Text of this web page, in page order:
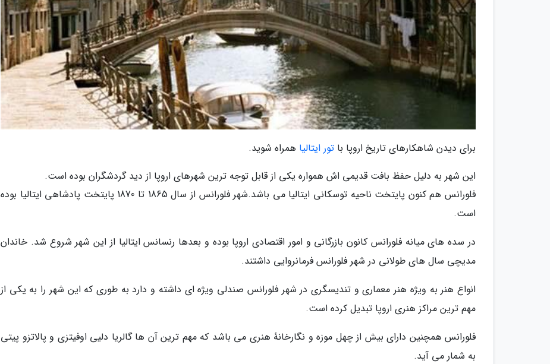
برای دیدن شاهکارهای تاریخ اروپا با تور ایتالیا همراه شوید.
این شهر به دلیل حفظ بافت قدیمی اش همواره یکی از قابل توجه ترین شهرهای اروپا از دید گردشگران بوده است.
فلورانس هم کنون پایتخت ناحیه توسکانی ایتالیا می باشد.شهر فلورانس از سال 1865 تا 1870 پایتخت پادشاهی ایتالیا بوده
است.
در سده های میانه فلورانس کانون بازرگانی و امور اقتصادی اروپا بوده و بعدها رنسانس ایتالیا از این شهر شروع شد. خاندان
مدیچی سال های طولانی در شهر فلورانس فرمانروایی داشتند.
انواع هنر به ویژه هنر معماری و تندیسگری در شهر فلورانس صندلی ویژه ای داشته و دارد به طوری که این شهر را به یکی از
مهم ترین مراکز هنری اروپا تبدیل کرده است.
فلورانس همچنین دارای بیش از چهل موزه و نگارخانهٔ هنری می باشد که مهم ترین آن ها گالریا دلیی اوفیتزی و پالاتزو پیتی
به شمار می آید.